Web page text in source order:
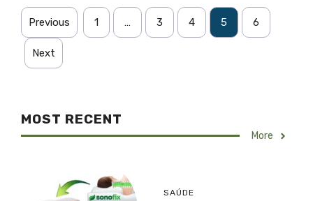
Previous 1 … 3 4 5 6
Next
MOST RECENT
More
SAÚDE